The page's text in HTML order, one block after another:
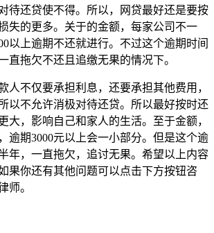
待还贷使不得。所以，网贷最好还是要按
失的更多。关于的金额，每家公司不一
以上逾期不还就进行。不过这个逾期时间
直拖欠不还且追缴无果的情况下。
人不仅要承担利息，还要承担其他费用，
以不允许消极对待还贷。所以最好按时还
大，影响自己和家人的生活。至于金额，
逾期3000元以上会一小部分。但是这个逾
年，一直拖欠，追讨无果。希望以上内容
果你还有其他问题可以点击下方按钮咨
师。